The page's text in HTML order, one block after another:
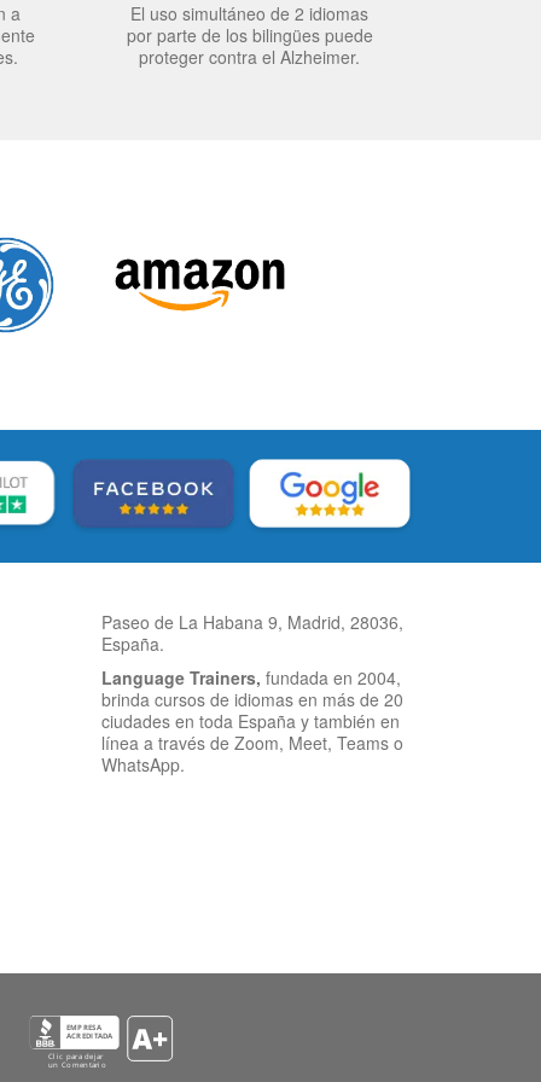
a
El uso simultáneo de 2 idiomas
por parte de los bilingües puede
proteger contra el Alzheimer.
Paseo de La Habana 9, Madrid, 28036,
España.
Language Trainers, fundada en 2004,
brinda cursos de idiomas en más de 20
ciudades en toda España y también en
línea a través de Zoom, Meet, Teams o
WhatsApp.